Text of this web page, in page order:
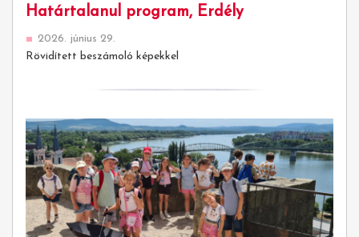
Határtalanul program, Erdély
2026. június 29.
Rövidített beszámoló képekkel